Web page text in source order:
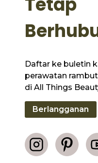
Daftar ke buletin
perawatan
di All Things
Berlangganan